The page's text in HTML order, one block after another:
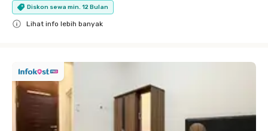
Diskon sewa min. 12 Bulan
Lihat info lebih banyak